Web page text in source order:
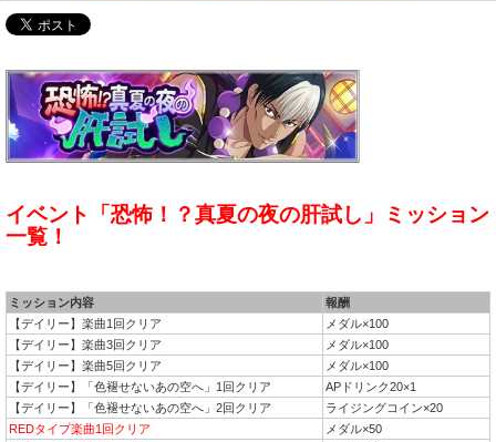
イベント「恐怖！？真夏の夜の肝試し」ミッション
一覧！
ミッション内容
報酬
【デイリー】楽曲1回クリア
メダル×100
【デイリー】楽曲3回クリア
メダル×100
【デイリー】楽曲5回クリア
メダル×100
【デイリー】「色褪せないあの空へ」1回クリア
APドリンク20×1
【デイリー】「色褪せないあの空へ」2回クリア
ライジングコイン×20
REDタイプ楽曲1回クリア
メダル×50